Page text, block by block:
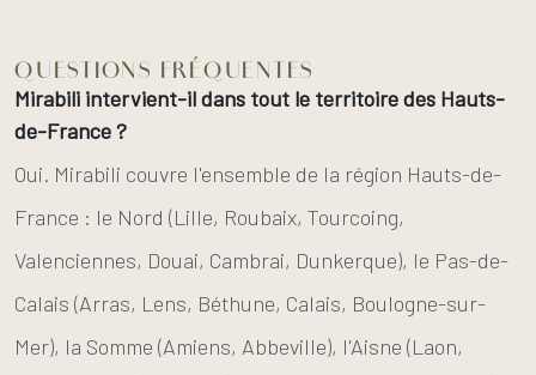
QUESTIONS FRÉQUENTES
Mirabili intervient-il dans tout le territoire des Hauts-
de-France ?
Oui. Mirabili couvre l'ensemble de la région Hauts-de-
France : le Nord (Lille, Roubaix, Tourcoing,
Valenciennes, Douai, Cambrai, Dunkerque), le Pas-de-
Calais (Arras, Lens, Béthune, Calais, Boulogne-sur-
Mer), la Somme (Amiens, Abbeville), l'Aisne (Laon,